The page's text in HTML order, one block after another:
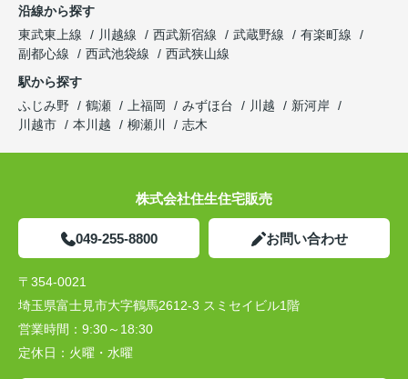
沿線から探す
東武東上線
川越線 西武新宿線 武蔵野線
有楽町線
副都心線
西武池袋線
西武狭山線
駅から探す
ふじみ野
鶴瀬 上福岡 みずほ台 川越
新河岸
川越市
本川越 柳瀬川 志木
株式会社住生住宅販売
049-255-8800 お問い合わせ
〒354-0021
埼玉県富士見市大字鶴馬2612-3 スミセイビル1階
営業時間： 9:30～18:30
定休日： 火曜・水曜